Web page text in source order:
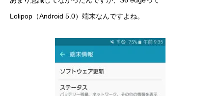
Lolipop（Android 5.0）端末なんですよね。